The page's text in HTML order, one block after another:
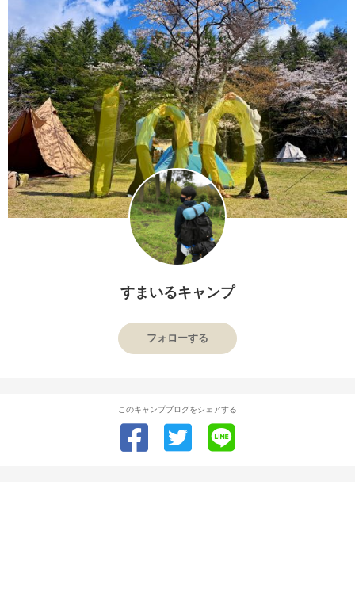
すまいるキャンプ
フォローする
このキャンプブログをシェアする